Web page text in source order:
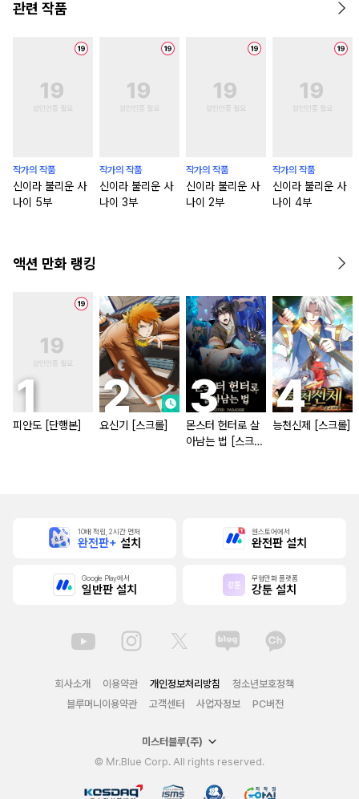
관련 작품
작가의 작품
신이라 불리운 사
나이 5부
작가의 작품
신이라 불리운 사
나이 3부
작가의 작품
신이라 불리운 사
나이 2부
작가의 작품
신이라 불리운 사
나이 4부
액션 만화 랭킹
피안도 [단행본] 요신기 [스크롤]
몬스터 헌터로 살
아남는 법 [스크
능천신제 [스크롤]
10배 적립, 2시간 먼저
완전판+ 설치
원스토어에서
완전판 설치
Google Play에서
일반판 설치
무협만화 플랫폼
강툰 설치
회사소개 이용약관 개인정보처리방침
청소년보호정책
블루머니이용약관
고객센터 사업자정보 PC버전
미스터블루(주)
© Mr.Blue Corp. All rights reserved.